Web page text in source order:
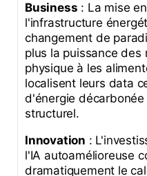
Business : La mise
l'infrastructure
changement de
plus la puissance des
physique à les
localisent leurs data
d'énergie
structurel.
Innovation :
l'IA autoamélioreuse
dramatiquement le